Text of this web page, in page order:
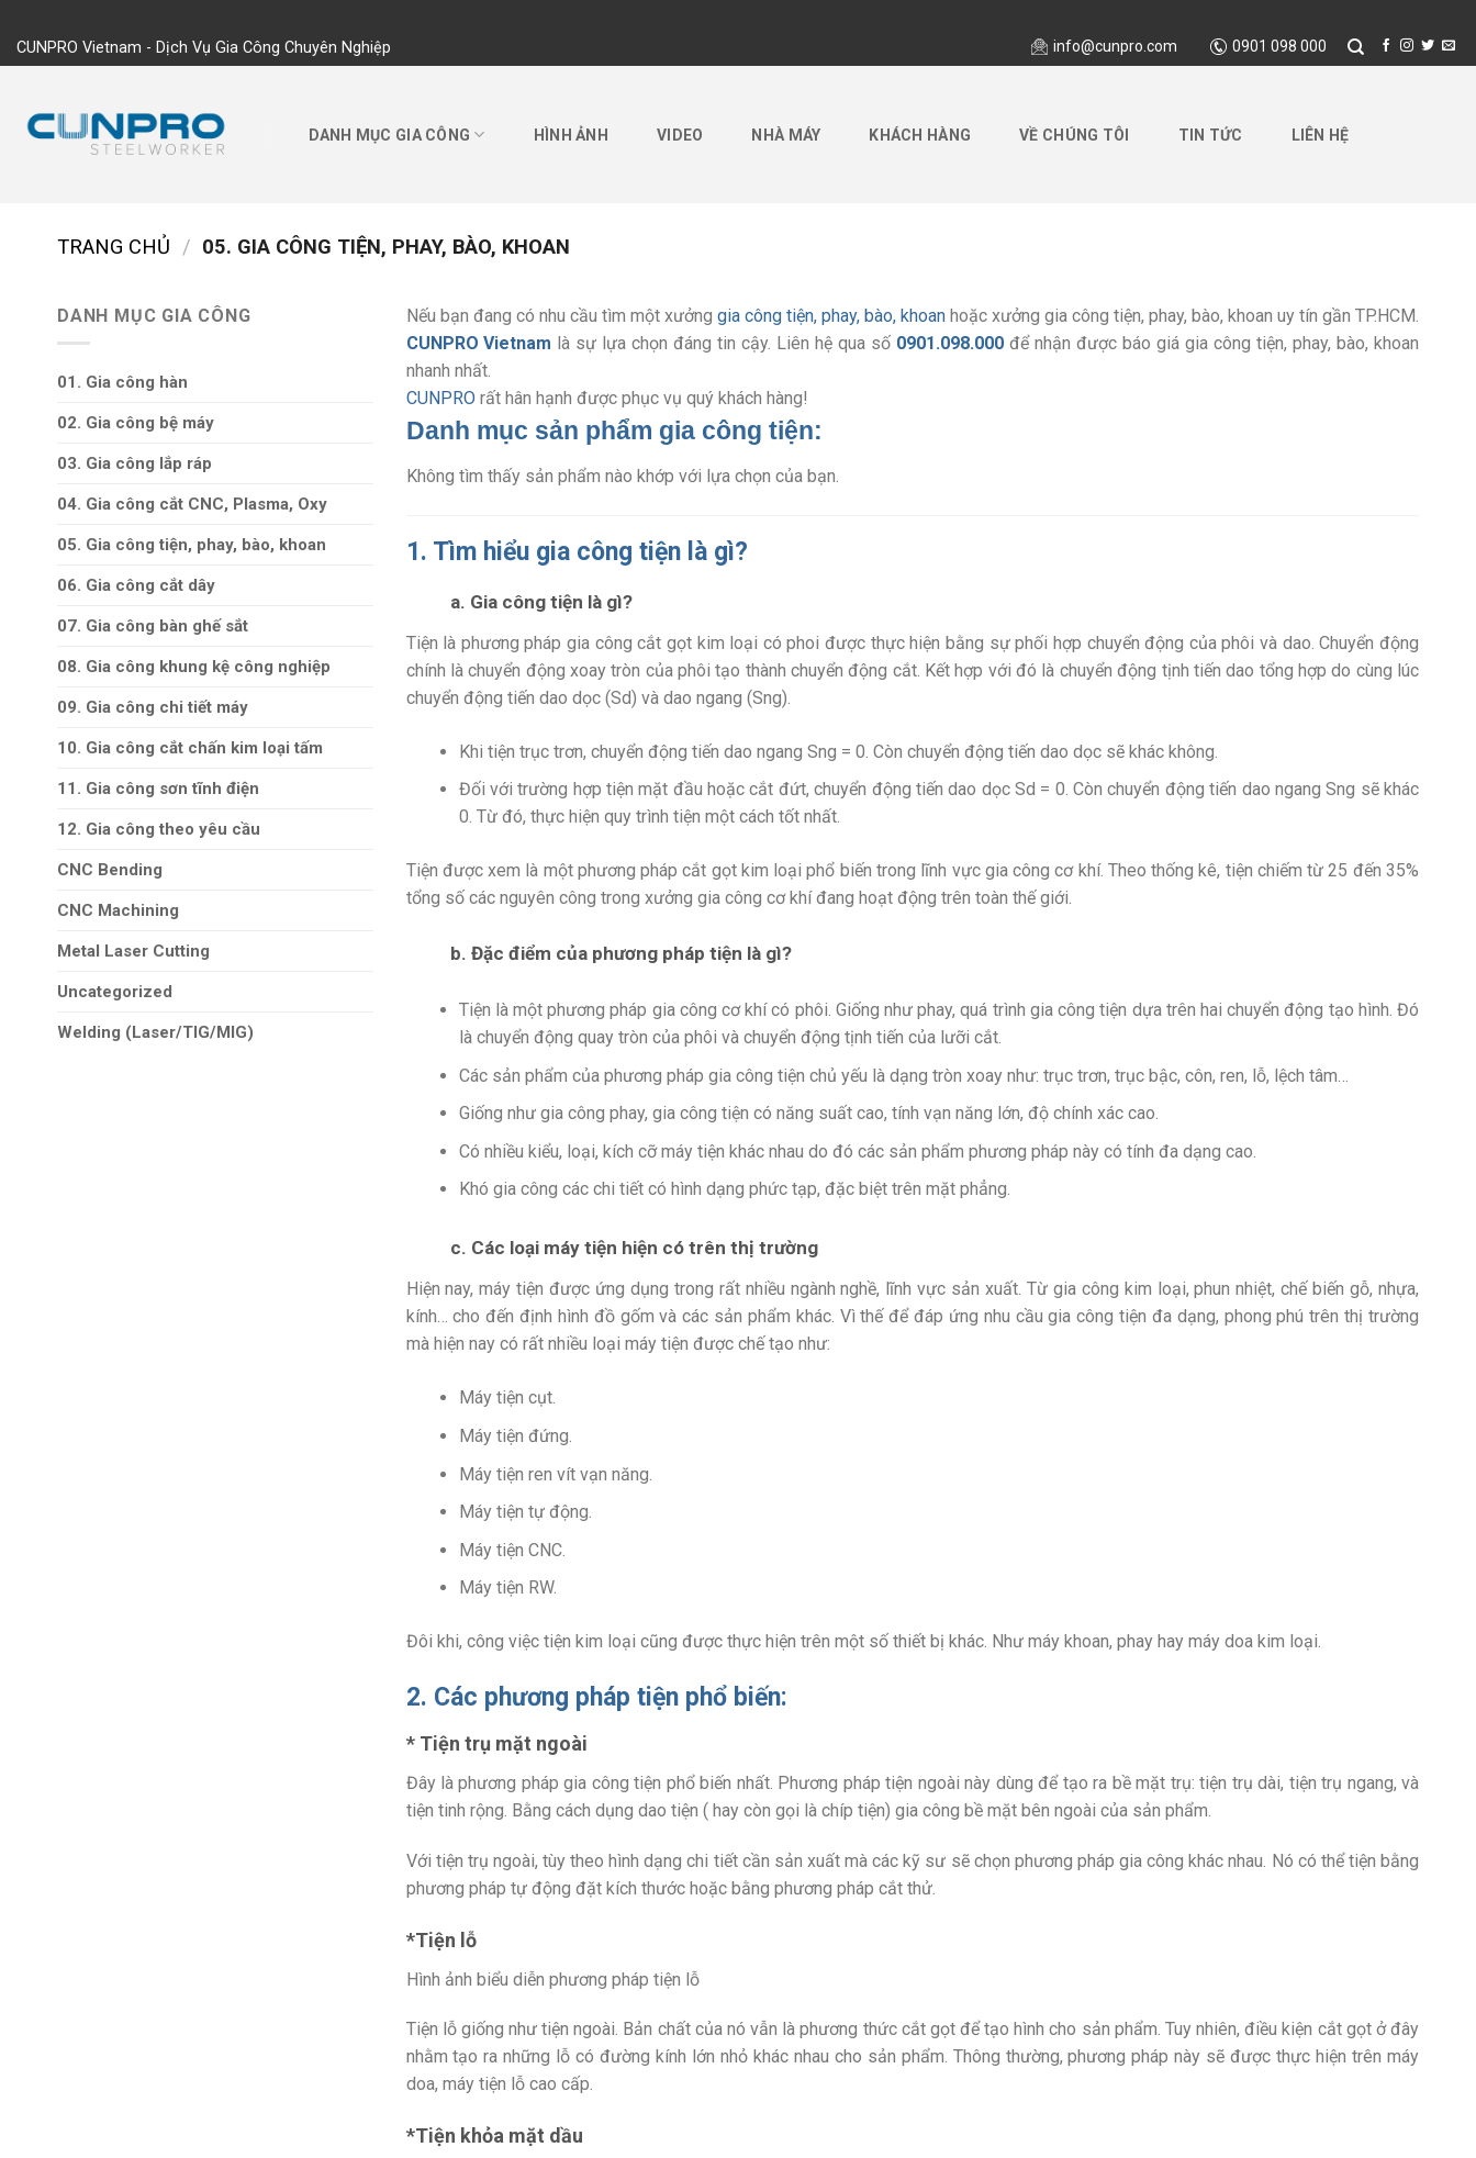
content
CUNPRO Vietnam - Dịch Vụ Gia Công Chuyên Nghiệp info@cunpro.com 0901 098 000
DANH MỤC GIA CÔNG HÌNH ẢNH VIDEO NHÀ MÁY KHÁCH HÀNG VỀ CHÚNG TÔI TIN TỨC LIÊN HỆ
TRANG CHỦ / 05. GIA CÔNG TIỆN, PHAY, BÀO, KHOAN
DANH MỤC GIA CÔNG
01. Gia công hàn
02. Gia công bệ máy
03. Gia công lắp ráp
04. Gia công cắt CNC, Plasma, Oxy
05. Gia công tiện, phay, bào, khoan
06. Gia công cắt dây
07. Gia công bàn ghế sắt
08. Gia công khung kệ công nghiệp
09. Gia công chi tiết máy
10. Gia công cắt chấn kim loại tấm
11. Gia công sơn tĩnh điện
12. Gia công theo yêu cầu
CNC Bending
CNC Machining
Metal Laser Cutting
Uncategorized
Welding (Laser/TIG/MIG)
Nếu bạn đang có nhu cầu tìm một xưởng gia công tiện, phay, bào, khoanhoặc xưởng gia công tiện, phay, bào, khoan uy tín gần TP.HCM.
CUNPRO Vietnam là sự lựa chọn đáng tin cậy. Liên hệ qua số 0901.098.000 để nhận được báo giá gia công tiện, phay, bào, khoan
nhanh nhất.
CUNPRO rất hân hạnh được phục vụ quý khách hàng!
Danh mục sản phẩm gia công tiện:
Không tìm thấy sản phẩm nào khớp với lựa chọn của bạn.
1. Tìm hiểu gia công tiện là gì?
a. Gia công tiện là gì?
Tiện là phương pháp gia công cắt gọt kim loại có phoi được thực hiện bằng sự phối hợp chuyển động của phôi và dao. Chuyển động
chính là chuyển động xoay tròn của phôi tạo thành chuyển động cắt. Kết hợp với đó là chuyển động tịnh tiến dao tổng hợp do cùng lúc
chuyển động tiến dao dọc (Sd) và dao ngang (Sng).
Khi tiện trục trơn, chuyển động tiến dao ngang Sng = 0. Còn chuyển động tiến dao dọc sẽ khác không.
Đối với trường hợp tiện mặt đầu hoặc cắt đứt, chuyển động tiến dao dọc Sd = 0. Còn chuyển động tiến dao ngang Sng sẽ khác
0. Từ đó, thực hiện quy trình tiện một cách tốt nhất.
Tiện được xem là một phương pháp cắt gọt kim loại phổ biến trong lĩnh vực gia công cơ khí. Theo thống kê, tiện chiếm từ 25 đến 35%
tổng số các nguyên công trong xưởng gia công cơ khí đang hoạt động trên toàn thế giới.
b. Đặc điểm của phương pháp tiện là gì?
Tiện là một phương pháp gia công cơ khí có phôi. Giống như phay, quá trình gia công tiện dựa trên hai chuyển động tạo hình. Đó
là chuyển động quay tròn của phôi và chuyển động tịnh tiến của lưỡi cắt.
Các sản phẩm của phương pháp gia công tiện chủ yếu là dạng tròn xoay như: trục trơn, trục bậc, côn, ren, lỗ, lệch tâm…
Giống như gia công phay, gia công tiện có năng suất cao, tính vạn năng lớn, độ chính xác cao.
Có nhiều kiểu, loại, kích cỡ máy tiện khác nhau do đó các sản phẩm phương pháp này có tính đa dạng cao.
Khó gia công các chi tiết có hình dạng phức tạp, đặc biệt trên mặt phẳng.
c. Các loại máy tiện hiện có trên thị trường
Hiện nay, máy tiện được ứng dụng trong rất nhiều ngành nghề, lĩnh vực sản xuất. Từ gia công kim loại, phun nhiệt, chế biến gỗ, nhựa,
kính… cho đến định hình đồ gốm và các sản phẩm khác. Vì thế để đáp ứng nhu cầu gia công tiện đa dạng, phong phú trên thị trường
mà hiện nay có rất nhiều loại máy tiện được chế tạo như:
Máy tiện cụt.
Máy tiện đứng.
Máy tiện ren vít vạn năng.
Máy tiện tự động.
Máy tiện CNC.
Máy tiện RW.
Đôi khi, công việc tiện kim loại cũng được thực hiện trên một số thiết bị khác. Như máy khoan, phay hay máy doa kim loại.
2. Các phương pháp tiện phổ biến:
* Tiện trụ mặt ngoài
Đây là phương pháp gia công tiện phổ biến nhất. Phương pháp tiện ngoài này dùng để tạo ra bề mặt trụ: tiện trụ dài, tiện trụ ngang, và
tiện tinh rộng. Bằng cách dụng dao tiện ( hay còn gọi là chíp tiện) gia công bề mặt bên ngoài của sản phẩm.
Với tiện trụ ngoài, tùy theo hình dạng chi tiết cần sản xuất mà các kỹ sư sẽ chọn phương pháp gia công khác nhau. Nó có thể tiện bằng
phương pháp tự động đặt kích thước hoặc bằng phương pháp cắt thử.
*Tiện lỗ
Hình ảnh biểu diễn phương pháp tiện lỗ
Tiện lỗ giống như tiện ngoài. Bản chất của nó vẫn là phương thức cắt gọt để tạo hình cho sản phẩm. Tuy nhiên, điều kiện cắt gọt ở đây
nhằm tạo ra những lỗ có đường kính lớn nhỏ khác nhau cho sản phẩm. Thông thường, phương pháp này sẽ được thực hiện trên máy
doa, máy tiện lỗ cao cấp.
*Tiện khỏa mặt dầu